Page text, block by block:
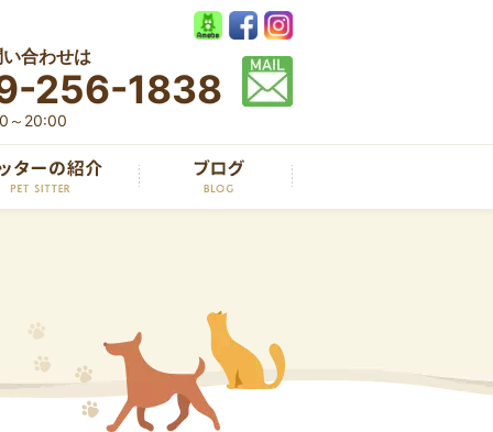
合わせは
256-1838
～20:00